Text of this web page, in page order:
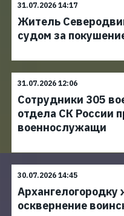
31.07.2026 14:17
Житель
судом за
31.07.2026 12:06
Сотрудники 305
отдела СК России
военнослужащи
30.07.2026 14:45
Архангелогородку
осквернение